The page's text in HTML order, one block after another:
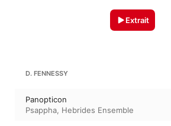
Extrait
D. FENNESSY
Panopticon
Psappha, Hebrides Ensemble